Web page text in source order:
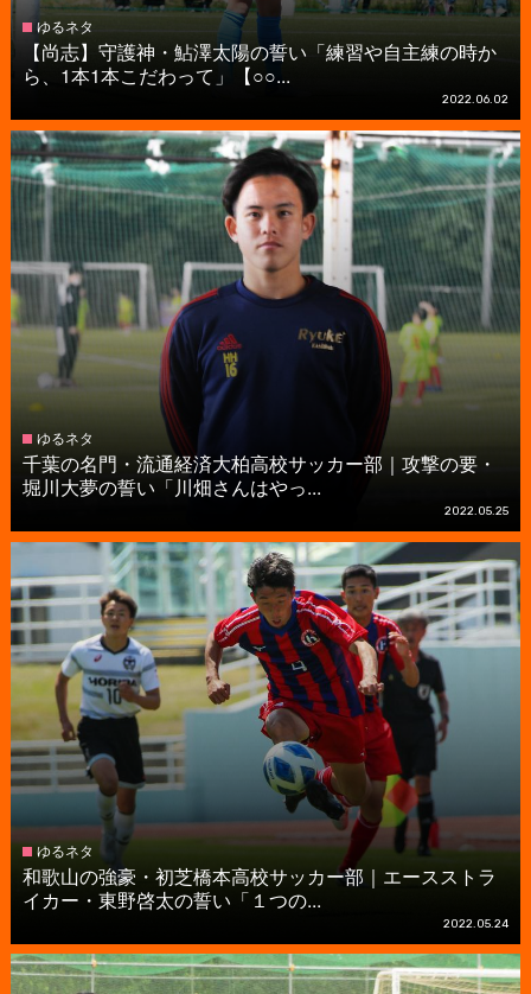
ゆるネタ
【尚志】守護神・鮎澤太陽の誓い「練習や自主練の時か
ら、1本1本こだわって」【○○...
2022.06.02
ゆるネタ
千葉の名門・流通経済大柏高校サッカー部｜攻撃の要・
堀川大夢の誓い「川畑さんはやっ...
2022.05.25
ゆるネタ
和歌山の強豪・初芝橋本高校サッカー部｜エースストラ
イカー・東野啓太の誓い「１つの...
2022.05.24